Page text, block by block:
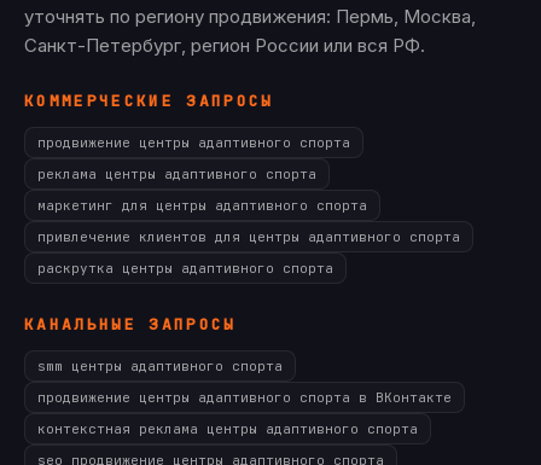
уточнять по региону продвижения: Пермь, Москва,
Санкт-Петербург, регион России или вся РФ.
КОММЕРЧЕСКИЕ ЗАПРОСЫ
продвижение центры адаптивного спорта
реклама центры адаптивного спорта
маркетинг для центры адаптивного спорта
привлечение клиентов для центры адаптивного спорта
раскрутка центры адаптивного спорта
КАНАЛЬНЫЕ ЗАПРОСЫ
smm центры адаптивного спорта
продвижение центры адаптивного спорта в ВКонтакте
контекстная реклама центры адаптивного спорта
seo продвижение центры адаптивного спорта